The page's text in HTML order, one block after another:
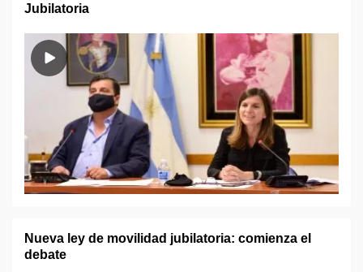
Jubilatoria
Nueva ley de movilidad jubilatoria: comienza el
debate